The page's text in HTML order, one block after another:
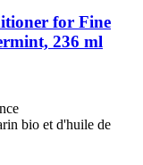
for Fine
236 ml
bio et d'huile de